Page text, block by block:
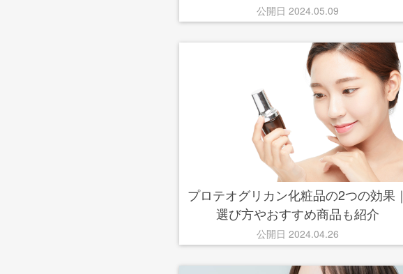
公開日 2024.05.09
プロテオグリカン化粧品の2つの効果｜
選び方やおすすめ商品も紹介
公開日 2024.04.26